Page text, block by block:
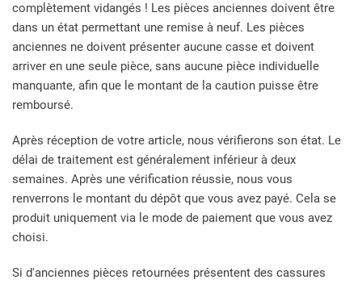
complètement vidangés ! Les pièces anciennes doivent être
dans un état permettant une remise à neuf. Les pièces
anciennes ne doivent présenter aucune casse et doivent
arriver en une seule pièce, sans aucune pièce individuelle
manquante, afin que le montant de la caution puisse être
remboursé.
Après réception de votre article, nous vérifierons son état. Le
délai de traitement est généralement inférieur à deux
semaines. Après une vérification réussie, nous vous
renverrons le montant du dépôt que vous avez payé. Cela se
produit uniquement via le mode de paiement que vous avez
choisi.
Si d'anciennes pièces retournées présentent des cassures